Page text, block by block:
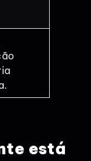
está